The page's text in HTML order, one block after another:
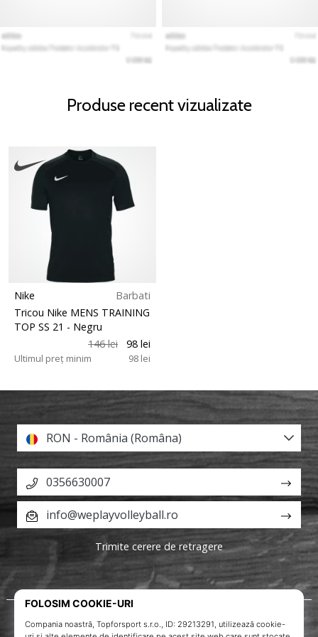
Produse recent vizualizate
Nike
Barbati
Tricou Nike MENS TRAINING
TOP SS 21 - Negru
146 lei
98 lei
Ultimul preț minim 98 lei
Despre noi
RON - România (Româna)
0356630007
info@weplayvolleyball.ro
Trimite cerere de retragere